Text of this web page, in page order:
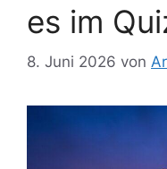
es im
8. Juni 2026 von